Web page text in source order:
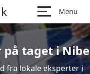
Menu
på taget i Nibe
fra lokale eksperter i